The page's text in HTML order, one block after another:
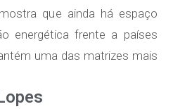
que ainda há espaço
energética frente a países
uma das matrizes mais